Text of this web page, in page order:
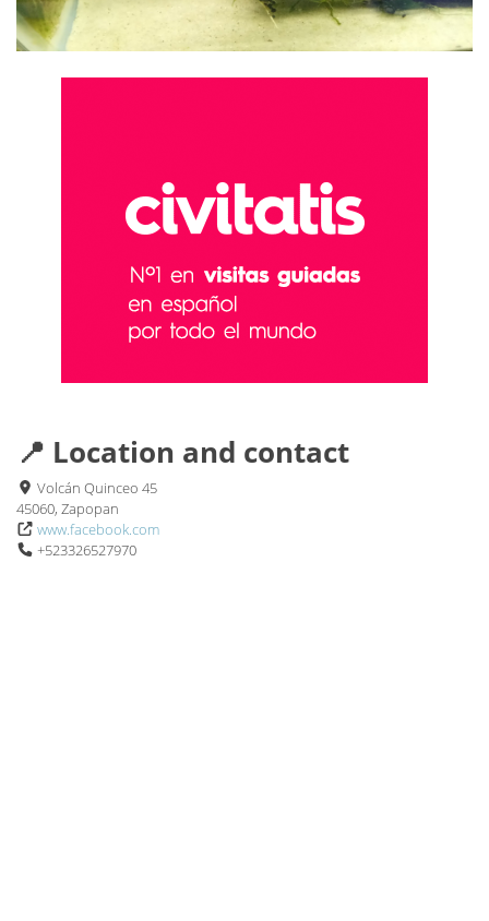
📍 Location and contact
Volcán Quinceo 45
45060, Zapopan
www.facebook.com
+523326527970